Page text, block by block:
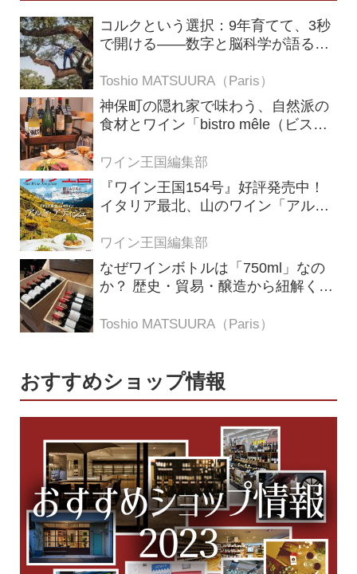
コルクという選択：9年育てて、3秒
で開ける——数字と脳科学が語る栓
Toshio MATSUURA（Paris）
神保町の隠れ家で味わう、自然派の
食材とワイン「bistro mêle（ビスト
ワイン王国編集部
『ワイン王国154号』好評発売中！
イタリア最北、山のワイン「アル
エが偏愛するシャンパーニュ」 第二
特集「この夏の主役！ ナチュラルな
ロゼワイン」
ワイン王国編集部
なぜワインボトルは「750ml」なの
か？ 歴史・貿易・醸造から紐解く4
Toshio MATSUURA（Paris）
おすすめショップ情報